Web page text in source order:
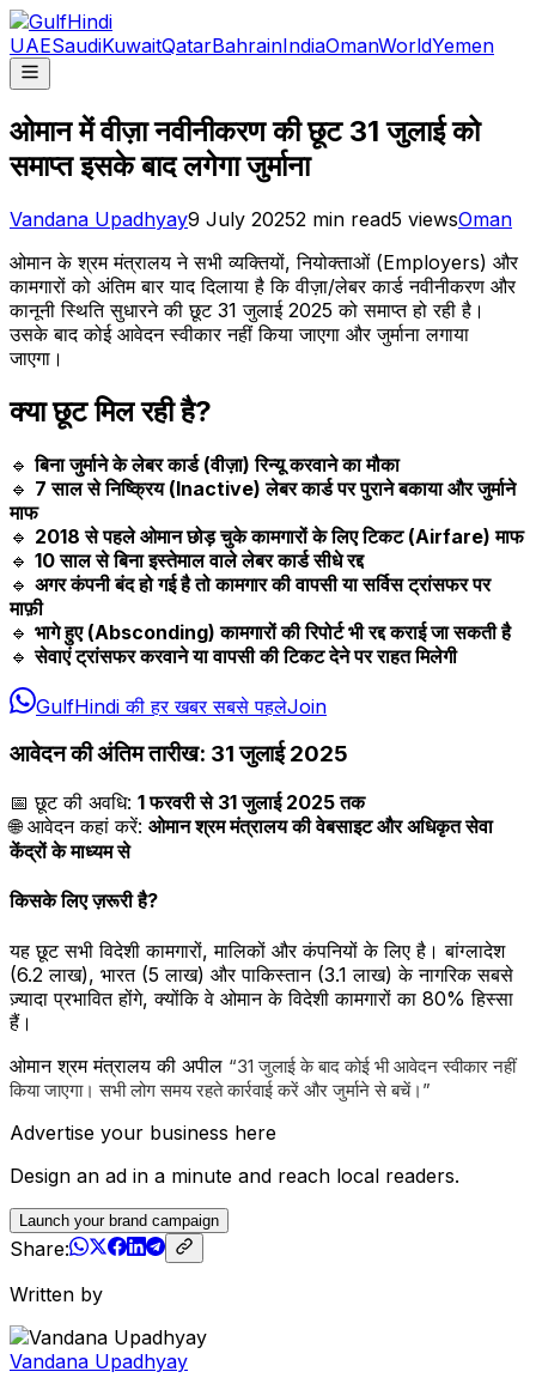
UAESaudiKuwaitQatarBahrainIndiaOmanWorldYemen
ओमान में वीज़ा नवीनीकरण की छूट 31 जुलाई को
समाप्त इसके बाद लगेगा जुर्माना
Vandana Upadhyay9 July 20252 min read5 viewsOman
ओमान के श्रम मंत्रालय ने सभी व्यक्तियों, नियोक्ताओं (Employers) और
कामगारों को अंतिम बार याद दिलाया है कि वीज़ा/लेबर कार्ड नवीनीकरण और
कानूनी स्थिति सुधारने की छूट 31 जुलाई 2025 को समाप्त हो रही है।
उसके बाद कोई आवेदन स्वीकार नहीं किया जाएगा और जुर्माना लगाया
जाएगा।
क्या छूट मिल रही है?
🔹बिना जुर्माने के लेबर कार्ड (वीज़ा) रिन्यू करवाने का मौका
🔹 7 साल से निष्क्रिय (Inactive) लेबर कार्ड पर पुराने बकाया और जुर्माने
माफ
🔹 2018 से पहले ओमान छोड़ चुके कामगारों के लिए टिकट (Airfare) माफ
🔹 10 साल से बिना इस्तेमाल वाले लेबर कार्ड सीधे रद्द
🔹 अगर कंपनी बंद हो गई है तो कामगार की वापसी या सर्विस ट्रांसफर पर
माफ़ी
🔹 भागे हुए (Absconding) कामगारों की रिपोर्ट भी रद्द कराई जा सकती है
🔹सेवाएं ट्रांसफर करवाने या वापसी की टिकट देने पर राहत मिलेगी
GulfHindi की हर खबर सबसे पहलेJoin
आवेदन की अंतिम तारीख: 31 जुलाई 2025
📅 छूट की अवधि: 1 फरवरी से 31 जुलाई 2025 तक
🌐 आवेदन कहां करें: ओमान श्रम मंत्रालय की वेबसाइट और अधिकृत सेवा
केंद्रों के माध्यम से
किसके लिए ज़रूरी है?
यह छूट सभी विदेशी कामगारों, मालिकों और कंपनियों के लिए है। बांग्लादेश
(6.2 लाख), भारत (5 लाख) और पाकिस्तान (3.1 लाख) के नागरिक सबसे
ज़्यादा प्रभावित होंगे, क्योंकि वे ओमान के विदेशी कामगारों का 80% हिस्सा
हैं।
ओमान श्रम मंत्रालय की अपील “31 जुलाई के बाद कोई भी आवेदन स्वीकार नहीं
किया जाएगा। सभी लोग समय रहते कार्रवाई करें और जुर्माने से बचें।”
Advertise your business here
Design an ad in a minute and reach local readers.
Launch your brand campaign
Share:
Written by
Vandana Upadhyay